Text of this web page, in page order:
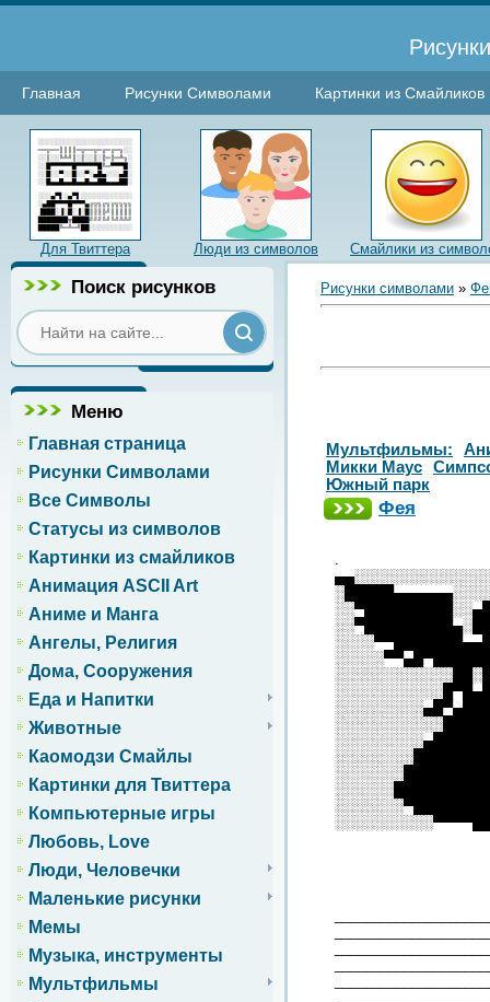
Главная Рисунки Символами Картинки из Смайликов
Для Твиттера Люди из символов Смайлики из
Поиск рисунков
Меню
Главная страница
Рисунки Символами
Все Символы
Статусы из символов
Картинки из смайликов
Анимация ASCII Art
Аниме и Манга
Ангелы, Религия
Дома, Сооружения
Еда и Напитки
Животные
Каомодзи Смайлы
Картинки для Твиттера
Компьютерные игры
Любовь, Love
Люди, Человечки
Маленькие рисунки
Мемы
Музыка, инструменты
Мультфильмы
Рисунки символами »
Мультфильмы:
Микки Маус
Южный парк
Фея